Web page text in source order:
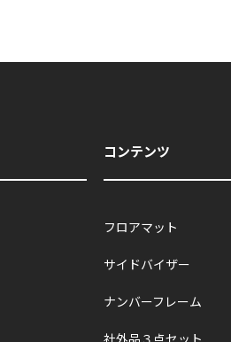
コンテンツ
フロアマット
サイドバイザー
ナンバーフレーム
社外品３点セット